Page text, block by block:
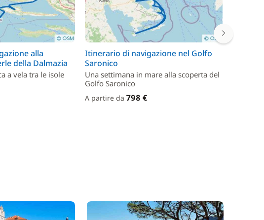
alla
della Dalmazia
a vela tra le isole
Itinerario di navigazione nel Golfo
Saronico
Una settimana in mare alla scoperta del
Golfo Saronico
A partire da 798 €